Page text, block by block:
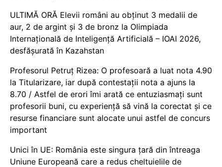
ULTIMĂ ORĂ Elevii români au obținut 3 medalii de
aur, 2 de argint și 3 de bronz la Olimpiada
Internațională de Inteligență Artificială – IOAI 2026,
desfășurată în Kazahstan
Profesorul Petruț Rizea: O profesoară a luat nota 4.90
la Titularizare, iar după contestații nota a ajuns la
8.70 / Astfel de erori îmi arată ce entuziasmați sunt
profesorii buni, cu experiență să vină la corectat și ce
resurse financiare sunt alocate unui astfel de concurs
important
Unici în UE: România este singura țară din întreaga
Uniune Europeană care a redus cheltuielile de